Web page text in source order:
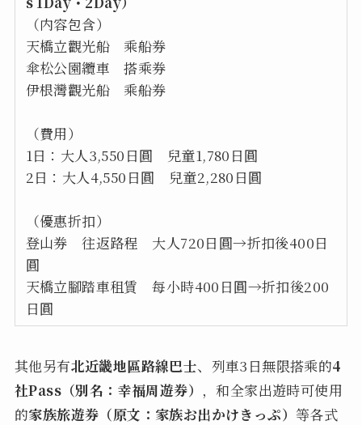
（内容包含）
天橋立觀光船 乘船券
傘松公園纜車 搭乘券
伊根灣觀光船 乘船券
（費用）
1日：大人3,550日圓 兒童1,780日圓
2日：大人4,550日圓 兒童2,280日圓
（優惠折扣）
登山券 往返路程 大人720日圓→折扣後400日
圓
天橋立腳踏車租賃 每小時400日圓→折扣後200
日圓
其他另有北近畿地區路線巴士、列車3日無限搭乘的4
社Pass（別名：幸福周遊券） ，和全家出遊時可使用
的家族旅遊券（原文：家族お出かけきっぷ） 等各式